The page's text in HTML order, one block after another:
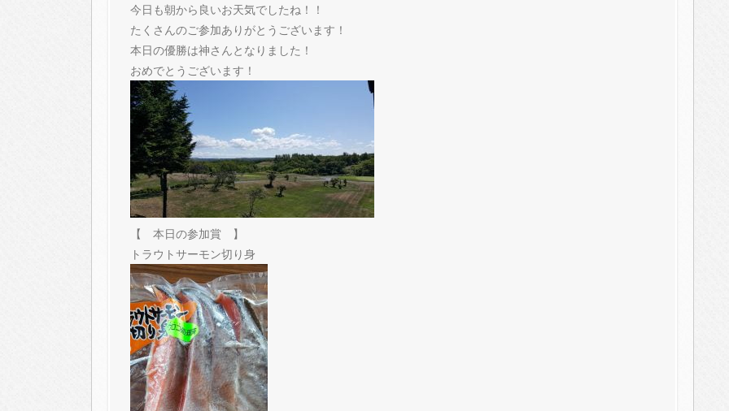
今日も朝から良いお天気でしたね！！
たくさんのご参加ありがとうございます！
本日の優勝は神さんとなりました！
おめでとうございます！
【 本日の参加賞 】
トラウトサーモン切り身